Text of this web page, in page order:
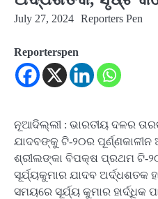
July 27, 2024 Reporters Pen
Reporterspen
ନୂଆଦିଲ୍ଲୀ : ଭାରତୀୟ ଦଳର
ଯାଦବଙ୍କୁ ଟି-୨୦ର ପୂର୍ଣ୍ଣକାଳୀନ
ଶ୍ରୀଲଙ୍କା ବିପକ୍ଷ ପ୍ରଥମ ଟି-
ସୂର୍ଯ୍ୟକୁମାର ଯାଦବ ଅର୍ଦ୍ଧଶତକ
ସମୟରେ ସୂର୍ଯ୍ୟ କୁମାର ହାର୍ଦ୍ଧିକ